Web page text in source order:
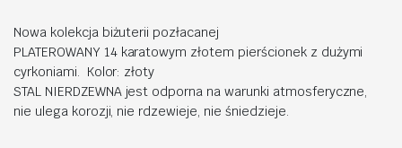
Nowa kolekcja biżuterii pozłacanej
PLATEROWANY 14 karatowym złotem pierścionek z dużymi
cyrkoniami. Kolor: złoty
STAL NIERDZEWNA jest odporna na warunki atmosferyczne,
nie ulega korozji, nie rdzewieje, nie śniedzieje.